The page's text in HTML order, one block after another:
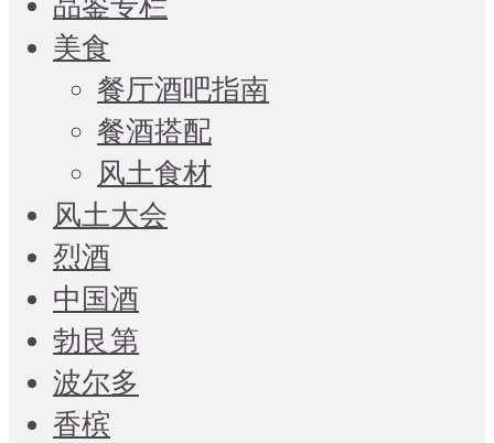
美食
餐厅酒吧指南
餐酒搭配
风土食材
风土大会
烈酒
中国酒
勃艮第
波尔多
香槟